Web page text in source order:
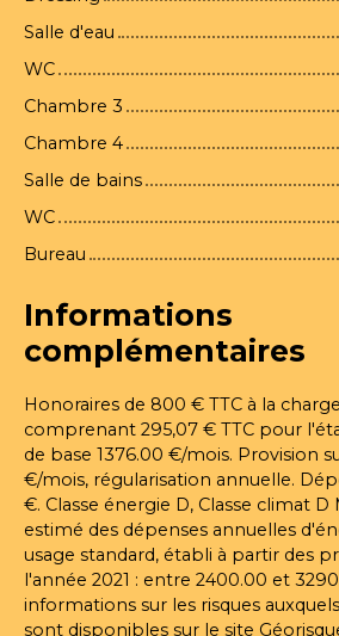
Salle d'eau
WC
Chambre 3
Chambre 4
Salle de bains
WC
Bureau
Informations
complémentaires
Honoraires de 800 € TTC à la
comprenant 295,07 € TTC pour
de base 1376.00 €/mois. Provision
€/mois, régularisation annuelle.
€. Classe énergie D, Classe climat
estimé des dépenses annuelles
usage standard, établi à partir des
l'année 2021 : entre 2400.00 et
informations sur les risques
sont disponibles sur le site